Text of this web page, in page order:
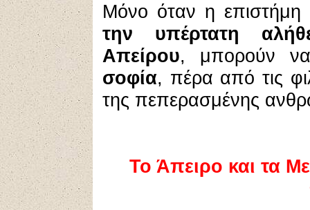
Μόνο όταν η
την υπέρτατη
Απείρου, μπορούν
σοφία, πέρα από τις
της πεπερασμένης
Το Άπειρο και τα